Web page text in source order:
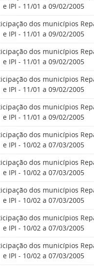
e IPI - 11/01 a 09/02/2005
dos municípios
e IPI - 11/01 a 09/02/2005
dos municípios
e IPI - 11/01 a 09/02/2005
dos municípios
e IPI - 11/01 a 09/02/2005
dos municípios
e IPI - 11/01 a 09/02/2005
dos municípios
e IPI - 10/02 a 07/03/2005
dos municípios
e IPI - 10/02 a 07/03/2005
dos municípios
e IPI - 10/02 a 07/03/2005
dos municípios
e IPI - 10/02 a 07/03/2005
dos municípios
e IPI - 10/02 a 07/03/2005